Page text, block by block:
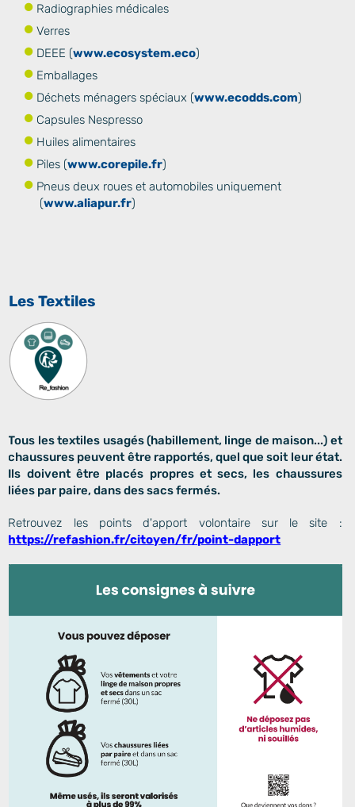
Radiographies médicales
Verres
DEEE (www.ecosystem.eco)
Emballages
Déchets ménagers spéciaux (www.ecodds.com)
Capsules Nespresso
Huiles alimentaires
Piles (www.corepile.fr)
Pneus deux roues et automobiles uniquement
(www.aliapur.fr)
Les Textiles
Tous les textiles usagés (habillement, linge de maison...) et
chaussures peuvent être rapportés, quel que soit leur état.
Ils doivent être placés propres et secs, les chaussures
liées par paire, dans des sacs fermés.
Retrouvez les points d'apport volontaire sur le site :
https://refashion.fr/citoyen/fr/point-dapport